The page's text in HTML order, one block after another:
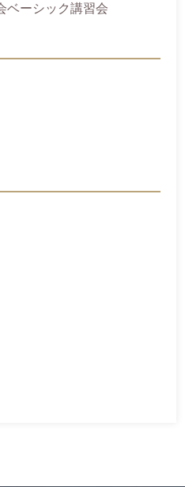
ベーシック講習会